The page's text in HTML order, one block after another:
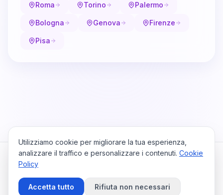
Roma Torino Palermo
Bologna Genova Firenze
Pisa
HomeViaggiPrivacy PolicyCookie PolicyContattaci
Utilizziamo cookie per migliorare la tua esperienza,
analizzare il traffico e personalizzare i contenuti. Cookie
Policy
Accetta tutto Rifiuta non necessari